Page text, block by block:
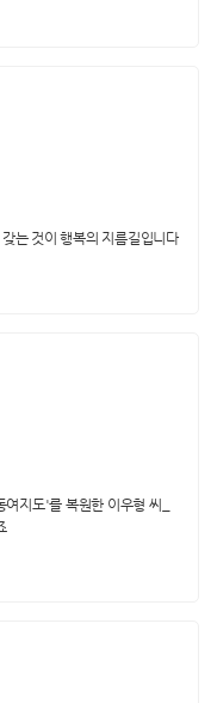
는 것이 행복의 지름길입니다
지도'를 복원한 이우형 씨_